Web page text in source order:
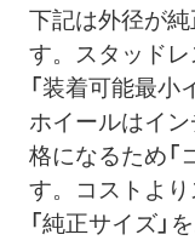
下記は外径が
す。スタッド
「装着可能最小
ホイールはイ
格になるため「
す。コストよ
「純正サイズ」